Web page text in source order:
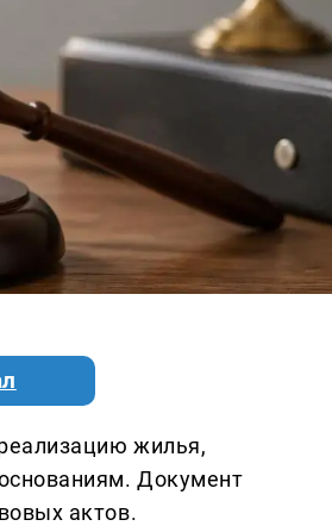
жилья,
Документ
актов.